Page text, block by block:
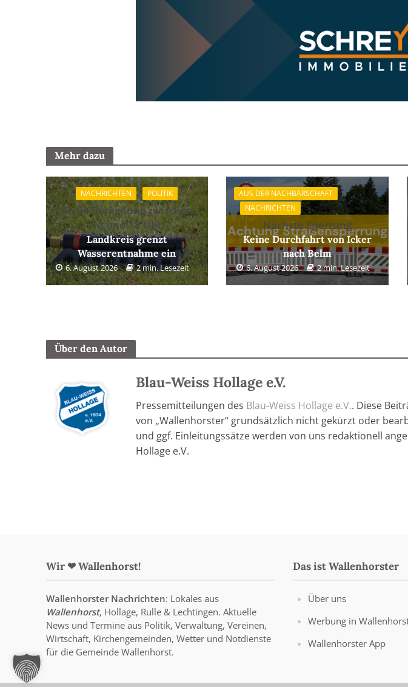
Mehr dazu
NACHRICHTEN POLITIK
Keine Beregnung zwischen
12 und 18 Uhr
Landkreis grenzt
Wasserentnahme ein
6. August 2026 2 min. Lesezeit
AUS DER NACHBARSCHAFT
NACHRICHTEN
Nächste Sperrung
Keine Durchfahrt von Icker
nach Belm
6. August 2026 2 min. Lesezeit
Über den Autor
Blau-Weiss Hollage e.V.
Pressemitteilungen des Blau-Weiss Hollage e.V.. Diese
von „Wallenhorster“ grundsätzlich nicht gekürzt oder
und ggf. Einleitungssätze werden von uns redaktionell
Hollage e.V.
Wir ❤ Wallenhorst!
Wallenhorster Nachrichten: Lokales aus
Wallenhorst, Hollage, Rulle & Lechtingen. Aktuelle
News und Termine aus Politik, Verwaltung, Vereinen,
Wirtschaft, Kirchengemeinden, Wetter und Notdienste
für die Gemeinde Wallenhorst.
Das ist Wallenhorster
Über uns
Werbung in
Wallenhorster App